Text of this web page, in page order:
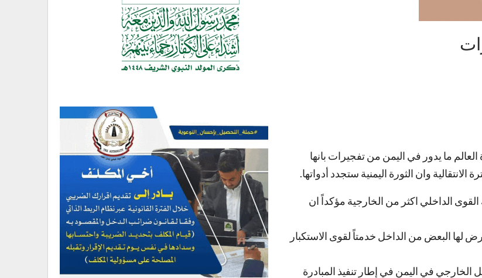
ما يدور في اليمن من تفجيرات بانها
وان الثورة اليمنية ستجدد أدواتها.
الداخلي اكثر من الخارجية مؤكداً ان
لها البعض من الداخل خدمتاً لقوى الاستكبار
الخارجي في اليمن في إطار تنفيذ المبادرة